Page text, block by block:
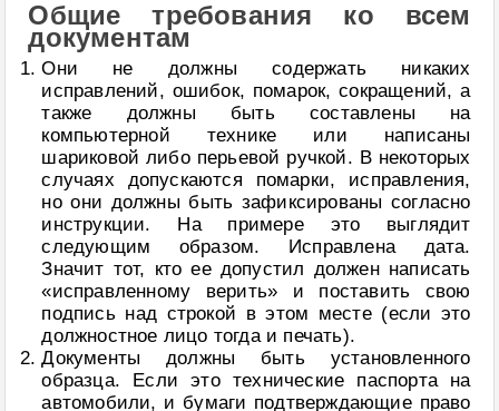
Общие требования ко всем
документам
Они не должны содержать никаких
исправлений, ошибок, помарок, сокращений, а
также должны быть составлены на
компьютерной технике или написаны
шариковой либо перьевой ручкой. В некоторых
случаях допускаются помарки, исправления,
но они должны быть зафиксированы согласно
инструкции. На примере это выглядит
следующим образом. Исправлена дата.
Значит тот, кто ее допустил должен написать
«исправленному верить» и поставить свою
подпись над строкой в этом месте (если это
должностное лицо тогда и печать).
Документы должны быть установленного
образца. Если это технические паспорта на
автомобили, и бумаги подтверждающие право